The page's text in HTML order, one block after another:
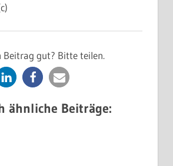
Beitrag gut? Bitte teilen.
ähnliche Beiträge: